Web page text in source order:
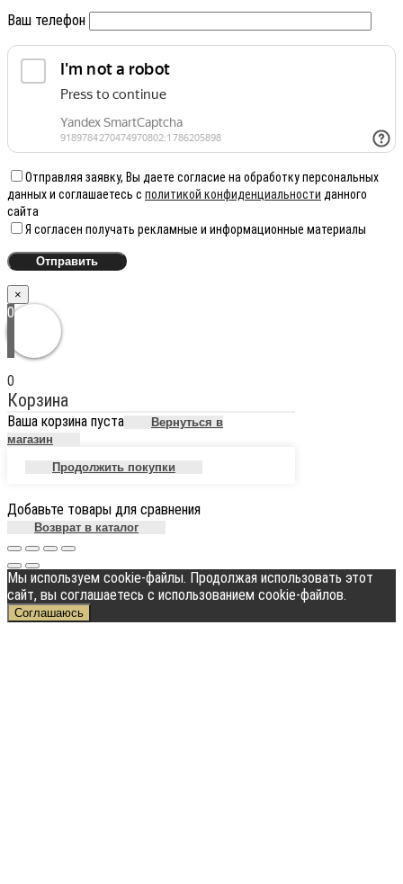
Ваш телефон
Отправляя заявку, Вы даете согласие на обработку персональных
данных и соглашаетесь с политикой конфиденциальности данного
сайта
Я согласен получать рекламные и информационные материалы
×
0
0
Корзина
Ваша корзина пуста
Вернуться в
магазин
Продолжить покупки
Добавьте товары для сравнения
Возврат в каталог
Мы используем cookie-файлы. Продолжая использовать этот
сайт, вы соглашаетесь с использованием cookie-файлов.
Соглашаюсь